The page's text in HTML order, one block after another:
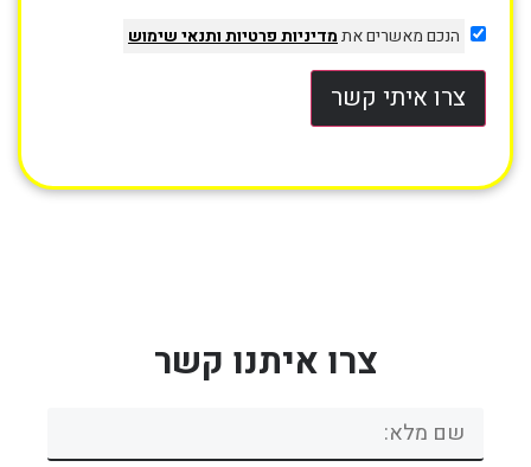
הנכם מאשרים אתמדיניות פרטיותותנאי שימוש
צרו איתי קשר
צרו איתנו קשר